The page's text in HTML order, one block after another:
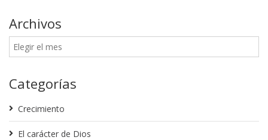
Archivos
Categorías
Crecimiento
El carácter de Dios